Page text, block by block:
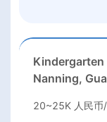
Kindergarten
Nanning,
20~25K 人民币/